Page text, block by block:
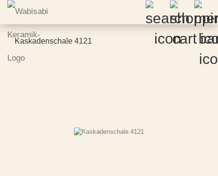
Kaskadenschale 4121